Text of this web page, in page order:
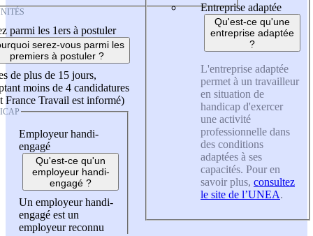
parmi les 1ers à postuler
serez-vous parmi les
premiers à postuler ?
de plus de 15 jours,
moins de 4 candidatures
France Travail est informé)
Employeur handi-
engagé
Qu'est-ce qu'un
employeur handi-
engagé ?
Un employeur handi-
engagé est un
employeur reconnu
Entreprise adaptée
Qu'est-ce qu'une
entreprise adaptée
?
L'entreprise adaptée
permet à un travailleur
en situation de
handicap d'exercer
une activité
professionnelle dans
des conditions
adaptées à ses
capacités. Pour en
savoir plus, consultez
le site de l’UNEA.